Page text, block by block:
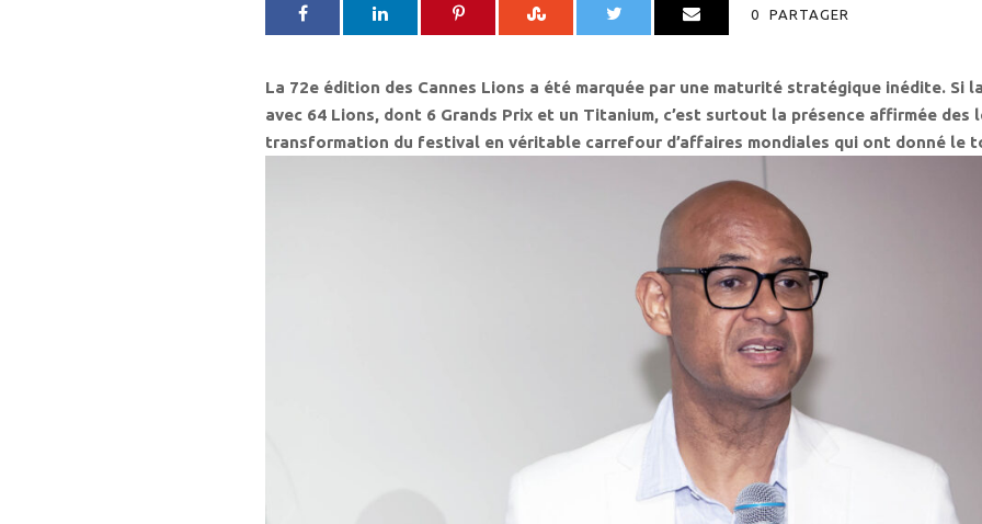
0 PARTAGER
La 72e édition des Cannes Lions a été marquée par une maturité stratégique inédite. Si
avec 64 Lions, dont 6 Grands Prix et un Titanium, c’est surtout la présence affirmée des
transformation du festival en véritable carrefour d’affaires mondiales qui ont donné le